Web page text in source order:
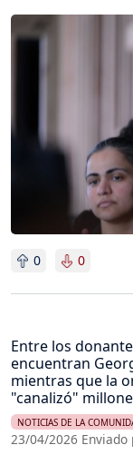
Imagen
0 0
Entre los
encuentran
mientras que la
"canalizó"
NOTICIAS DE LA
23/04/2026